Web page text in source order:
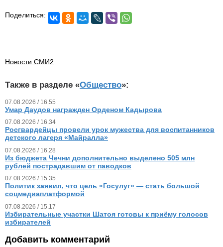
Поделиться:
Новости СМИ2
Также в разделе «Общество»:
07.08.2026 / 16.55
Умар Даудов награжден Орденом Кадырова
07.08.2026 / 16.34
Росгвардейцы провели урок мужества для воспитанников
детского лагеря «Майралла»
07.08.2026 / 16.28
Из бюджета Чечни дополнительно выделено 505 млн
рублей пострадавшим от паводков
07.08.2026 / 15.35
Политик заявил, что цель «Госулуг» — стать большой
соцмедиаплатформой
07.08.2026 / 15.17
Избирательные участки Шатоя готовы к приёму голосов
избирателей
Добавить комментарий